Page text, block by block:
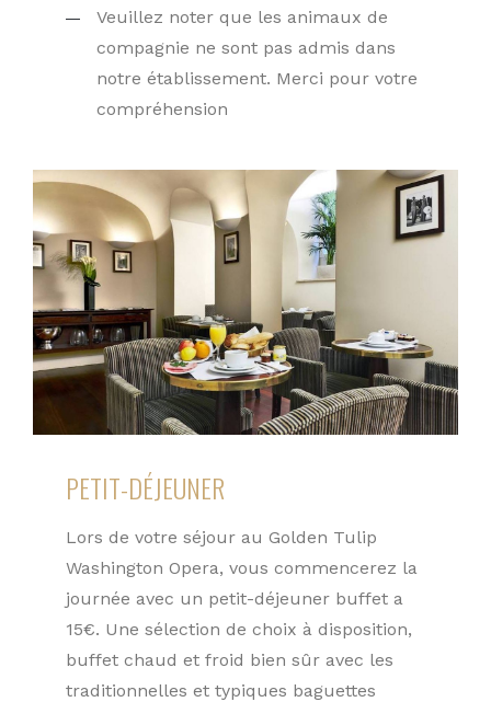
Veuillez noter que les animaux de
compagnie ne sont pas admis dans
notre établissement. Merci pour votre
compréhension
PETIT-DÉJEUNER
Lors de votre séjour au Golden Tulip
Washington Opera, vous commencerez la
journée avec un petit-déjeuner buffet a
15€. Une sélection de choix à disposition,
buffet chaud et froid bien sûr avec les
traditionnelles et typiques baguettes